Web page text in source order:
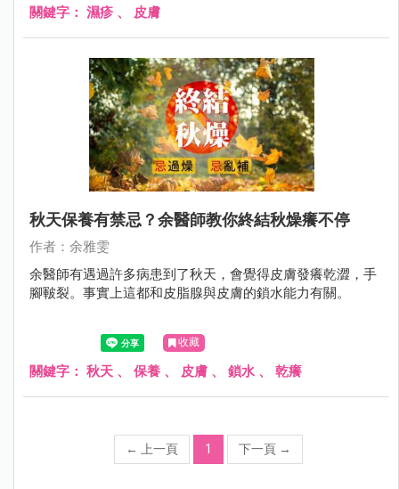
關鍵字： 濕疹 、 皮膚
秋天保養有禁忌？余醫師教你終結秋燥癢不停
作者：余雅雯
余醫師有遇過許多病患到了秋天，會覺得皮膚發癢乾澀，手
腳皸裂。事實上這都和皮脂腺與皮膚的鎖水能力有關。
收藏
關鍵字： 秋天 、 保養 、 皮膚 、 鎖水 、 乾癢
← 上一頁 1 下一頁 →